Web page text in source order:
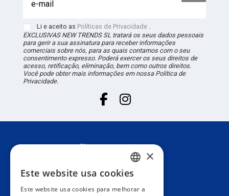
Li e aceito as Políticas de Privacidade.
EXCLUSIVAS NEW TRENDS SL tratará os seus dados pessoais
para gerir a sua assinatura para receber informações
comerciais sobre nós, para as quais contamos com o seu
consentimento expresso. Poderá exercer os seus direitos de
acesso, retificação, eliminação, bem como outros direitos.
Você pode obter mais informações em nossa Política de
Privacidade.
Suporte ao cliente
Informação SPANISH
×
Este website usa cookies
Este website usa cookies para melhorar a